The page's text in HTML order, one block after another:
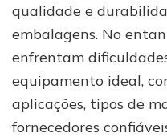
qualidade e
embalagens. No
enfrentam
equipamento ideal,
aplicações, tipos de
fornecedores